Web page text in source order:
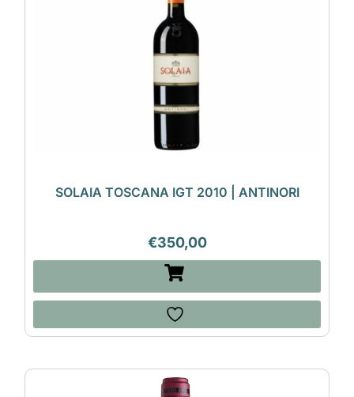
SOLAIA TOSCANA IGT 2010 | ANTINORI
€350,00